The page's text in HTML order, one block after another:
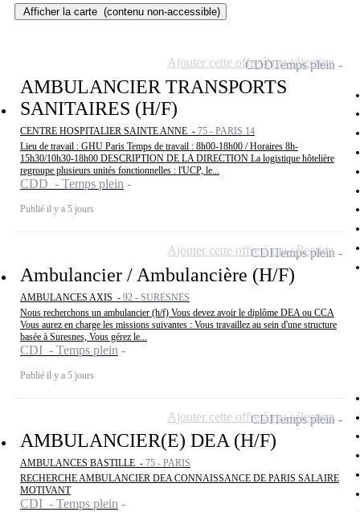
Afficher la carte (contenu non-accessible)
AMBULANCIER TRANSPORTS
SANITAIRES (H/F)
CENTRE HOSPITALIER SAINTE ANNE - 75 - PARIS 14
Lieu de travail : GHU Paris Temps de travail : 8h00-18h00 / Horaires 8h-
15h30/10h30-18h00 DESCRIPTION DE LA DIRECTION La logistique hôtelière
regroupe plusieurs unités fonctionnelles : l'UCP, le...
CDD - Temps plein
Publié il y a 5 jours
CDDTemps plein
Ajouter cette offre à ma sélection
Ambulancier / Ambulancière (H/F)
AMBULANCES AXIS - 92 - SURESNES
Nous recherchons un ambulancier (h/f) Vous devez avoir le diplôme DEA ou CCA
Vous aurez en charge les missions suivantes : Vous travaillez au sein d'une structure
basée à Suresnes, Vous gérez le...
CDI - Temps plein
Publié il y a 5 jours
CDITemps plein
Ajouter cette offre à ma sélection
AMBULANCIER(E) DEA (H/F)
AMBULANCES BASTILLE - 75 - PARIS
RECHERCHE AMBULANCIER DEA CONNAISSANCE DE PARIS SALAIRE
MOTIVANT
CDI - Temps plein
CDITemps plein
Ajouter cette offre à ma sélection